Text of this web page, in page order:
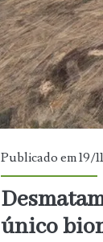
o
do
e
Publicado em 19/
único